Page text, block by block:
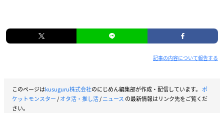
記事の内容について報告する
このページはkusuguru株式会社のにじめん編集部が作成・配信しています。 ポ
ケットモンスター/オタ活・推し活/ニュース の最新情報はリンク先をご覧くだ
さい。